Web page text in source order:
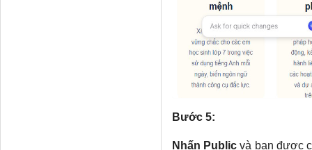
Bước 5:
Nhấn Publicvà bạn được